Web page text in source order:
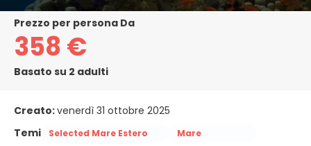
Prezzo per persona Da
358 €
Basato su 2 adulti
Creato:venerdì 31 ottobre 2025
Temi
Selected Mare Estero Mare